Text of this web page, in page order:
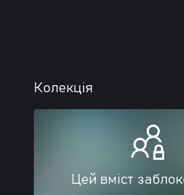
Колекція
Цей вміст